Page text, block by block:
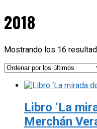
2018
Mostrando los 16
Libro ‘La
Merchán